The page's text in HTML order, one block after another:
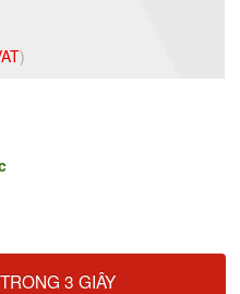
)
3 GIÂY